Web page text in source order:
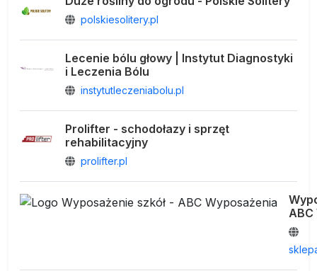
polskiesolitery.pl
Lecenie bólu głowy | Instytut Diagnostyki
i Leczenia Bólu
instytutleczeniabolu.pl
Prolifter - schodołazy i sprzęt
rehabilitacyjny
prolifter.pl